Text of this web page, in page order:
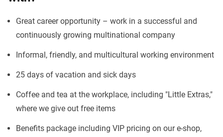
Great career opportunity – work in a successful and
continuously growing multinational company
Informal, friendly, and multicultural working environment
25 days of vacation and sick days
Coffee and tea at the workplace, including "Little Extras,"
where we give out free items
Benefits package including VIP pricing on our e-shop,